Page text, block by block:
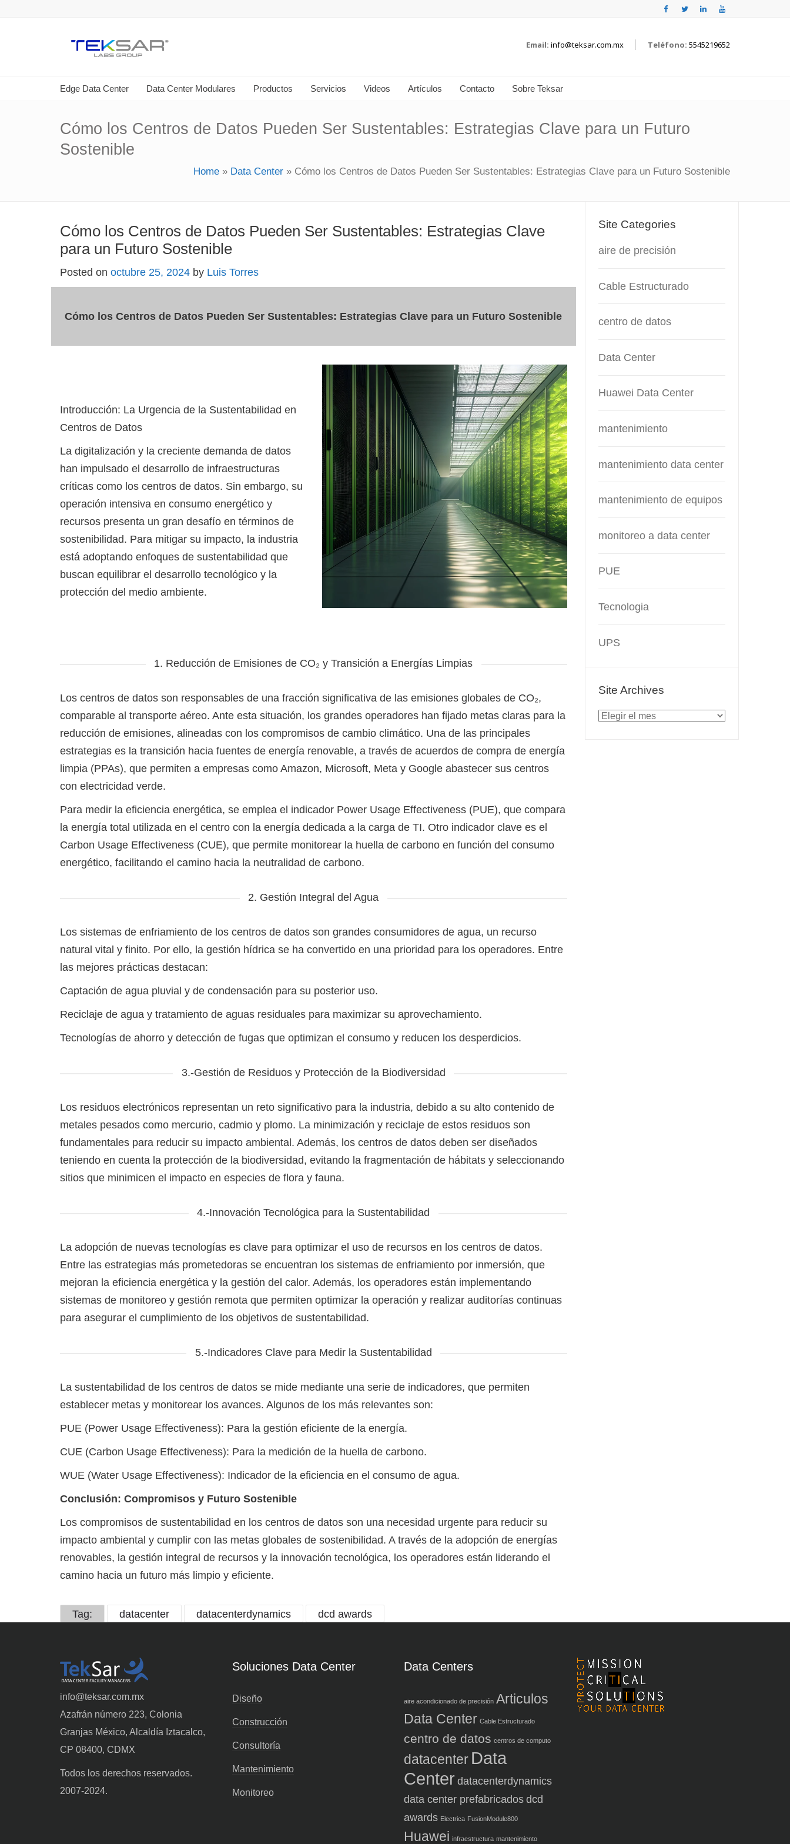
Email: info@teksar.com.mx Teléfono: 5545219652
Edge Data Center Data Center Modulares Productos Servicios Videos Artículos Contacto Sobre Teksar
Cómo los Centros de Datos Pueden Ser Sustentables: Estrategias Clave para un Futuro
Sostenible
Home » Data Center » Cómo los Centros de Datos Pueden Ser Sustentables: Estrategias Clave para un Futuro Sostenible
Cómo los Centros de Datos Pueden Ser Sustentables: Estrategias Clave
para un Futuro Sostenible
Posted on octubre 25, 2024 by Luis Torres
Cómo los Centros de Datos Pueden Ser Sustentables: Estrategias Clave para un Futuro Sostenible
Introducción: La Urgencia de la Sustentabilidad en
Centros de Datos
La digitalización y la creciente demanda de datos
han impulsado el desarrollo de infraestructuras
críticas como los centros de datos. Sin embargo, su
operación intensiva en consumo energético y
recursos presenta un gran desafío en términos de
sostenibilidad. Para mitigar su impacto, la industria
está adoptando enfoques de sustentabilidad que
buscan equilibrar el desarrollo tecnológico y la
protección del medio ambiente.
1. Reducción de Emisiones de CO₂ y Transición a Energías Limpias
Los centros de datos son responsables de una fracción significativa de las emisiones globales de CO₂,
comparable al transporte aéreo. Ante esta situación, los grandes operadores han fijado metas claras para la
reducción de emisiones, alineadas con los compromisos de cambio climático. Una de las principales
estrategias es la transición hacia fuentes de energía renovable, a través de acuerdos de compra de energía
limpia (PPAs), que permiten a empresas como Amazon, Microsoft, Meta y Google abastecer sus centros
con electricidad verde.
Para medir la eficiencia energética, se emplea el indicador Power Usage Effectiveness (PUE), que compara
la energía total utilizada en el centro con la energía dedicada a la carga de TI. Otro indicador clave es el
Carbon Usage Effectiveness (CUE), que permite monitorear la huella de carbono en función del consumo
energético, facilitando el camino hacia la neutralidad de carbono.
2. Gestión Integral del Agua
Los sistemas de enfriamiento de los centros de datos son grandes consumidores de agua, un recurso
natural vital y finito. Por ello, la gestión hídrica se ha convertido en una prioridad para los operadores. Entre
las mejores prácticas destacan:
Captación de agua pluvial y de condensación para su posterior uso.
Reciclaje de agua y tratamiento de aguas residuales para maximizar su aprovechamiento.
Tecnologías de ahorro y detección de fugas que optimizan el consumo y reducen los desperdicios.
3.-Gestión de Residuos y Protección de la Biodiversidad
Los residuos electrónicos representan un reto significativo para la industria, debido a su alto contenido de
metales pesados como mercurio, cadmio y plomo. La minimización y reciclaje de estos residuos son
fundamentales para reducir su impacto ambiental. Además, los centros de datos deben ser diseñados
teniendo en cuenta la protección de la biodiversidad, evitando la fragmentación de hábitats y seleccionando
sitios que minimicen el impacto en especies de flora y fauna.
4.-Innovación Tecnológica para la Sustentabilidad
La adopción de nuevas tecnologías es clave para optimizar el uso de recursos en los centros de datos.
Entre las estrategias más prometedoras se encuentran los sistemas de enfriamiento por inmersión, que
mejoran la eficiencia energética y la gestión del calor. Además, los operadores están implementando
sistemas de monitoreo y gestión remota que permiten optimizar la operación y realizar auditorías continuas
para asegurar el cumplimiento de los objetivos de sustentabilidad.
5.-Indicadores Clave para Medir la Sustentabilidad
La sustentabilidad de los centros de datos se mide mediante una serie de indicadores, que permiten
establecer metas y monitorear los avances. Algunos de los más relevantes son:
PUE (Power Usage Effectiveness): Para la gestión eficiente de la energía.
CUE (Carbon Usage Effectiveness): Para la medición de la huella de carbono.
WUE (Water Usage Effectiveness): Indicador de la eficiencia en el consumo de agua.
Conclusión: Compromisos y Futuro Sostenible
Los compromisos de sustentabilidad en los centros de datos son una necesidad urgente para reducir su
impacto ambiental y cumplir con las metas globales de sostenibilidad. A través de la adopción de energías
renovables, la gestión integral de recursos y la innovación tecnológica, los operadores están liderando el
camino hacia un futuro más limpio y eficiente.
Tag: datacenter datacenterdynamics dcd awards
Site Categories
aire de precisión
Cable Estructurado
centro de datos
Data Center
Huawei Data Center
mantenimiento
mantenimiento data center
mantenimiento de equipos
monitoreo a data center
PUE
Tecnologia
UPS
Site Archives
Site
info@teksar.com.mx
Azafrán número 223, Colonia
Granjas México, Alcaldía Iztacalco,
CP 08400, CDMX
Todos los derechos reservados.
2007-2024.
Soluciones Data Center
Diseño
Construcción
Consultoría
Mantenimiento
Monitoreo
Data Centers
aire acondicionado de precisión Articulos
Data Center Cable Estructurado
centro de datos centros de computo
datacenter Data
Centerdatacenterdynamics
data center prefabricadosdcd
awards Electrica FusionModule800
Huawei infraestructura mantenimiento